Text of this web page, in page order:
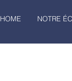
HOME NOTRE